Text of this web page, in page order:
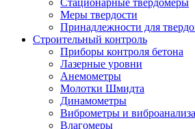
Стационарные твердомеры
Меры твердости
Принадлежности для
Строительный контроль
Приборы контроля бетона
Лазерные уровни
Анемометры
Молотки Шмидта
Динамометры
Виброметры и
Влагомеры